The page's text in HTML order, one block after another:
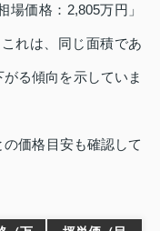
価格：2,805万円」
れは、同じ面積であ
る傾向を示していま
価格目安も確認して